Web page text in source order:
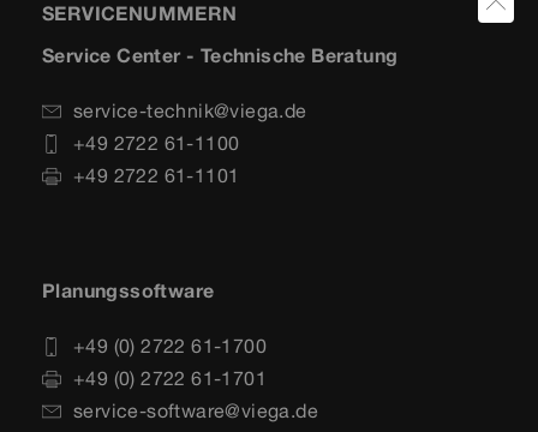
SERVICENUMMERN
Service Center - Technische Beratung
service-technik@viega.de
+49 2722 61-1100
+49 2722 61-1101
Planungssoftware
+49 (0) 2722 61-1700
+49 (0) 2722 61-1701
service-software@viega.de